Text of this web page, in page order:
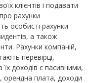
клієнтів і подавати
рахунки
особисті рахунки
а також
Рахунки компаній,
перевірці,
доходів є пасивними,
орендна плата, доходи